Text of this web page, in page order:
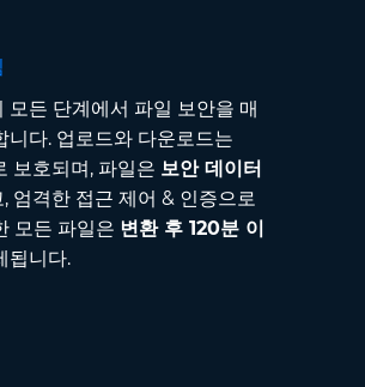
모든 단계에서 파일 보안을 매
니다. 업로드와 다운로드는
보호되며, 파일은 보안 데이터
엄격한 접근 제어 & 인증으로
모든 파일은 변환 후 120분 이
됩니다.